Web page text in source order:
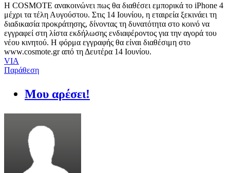
H COSMOTE ανακοινώνει πως θα διαθέσει εμπορικά το iPhone 4
μέχρι τα τέλη Αυγούστου. Στις 14 Ιουνίου, η εταιρεία ξεκινάει τη
διαδικασία προκράτησης, δίνoντας τη δυνατότητα στο κοινό να
εγγραφεί στη λίστα εκδήλωσης ενδιαφέροντος για την αγορά του
νέου κινητού. Η φόρμα εγγραφής θα είναι διαθέσιμη στο
www.cosmote.gr από τη Δευτέρα 14 Ιουνίου.
VIA
Παράθεση
Μου αρέσει!